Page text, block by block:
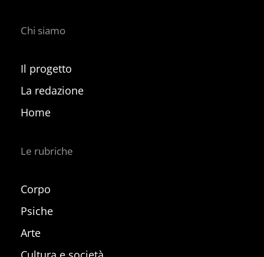
Chi siamo
Il progetto
La redazione
Home
Le rubriche
Corpo
Psiche
Arte